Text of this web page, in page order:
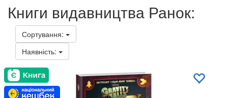
Книги видавництва Ранок:
Сортування:
Наявність: